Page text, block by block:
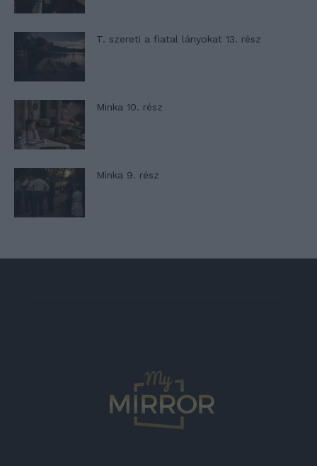
T. szereti a fiatal lányokat 13. rész
Minka 10. rész
Minka 9. rész